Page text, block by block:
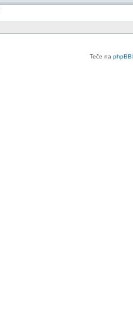
Teče na phpBB